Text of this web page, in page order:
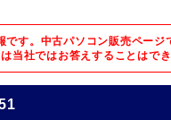
す。中古パソコン販売ページ
当社ではお答えすることはで